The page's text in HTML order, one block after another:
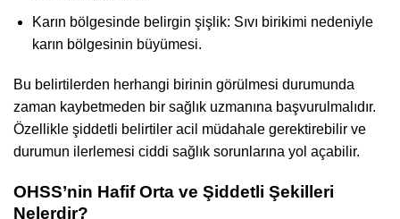
Karın bölgesinde belirgin şişlik: Sıvı birikimi nedeniyle
karın bölgesinin büyümesi.
Bu belirtilerden herhangi birinin görülmesi durumunda
zaman kaybetmeden bir sağlık uzmanına başvurulmalıdır.
Özellikle şiddetli belirtiler acil müdahale gerektirebilir ve
durumun ilerlemesi ciddi sağlık sorunlarına yol açabilir.
OHSS’nin Hafif Orta ve Şiddetli Şekilleri
Nelerdir?